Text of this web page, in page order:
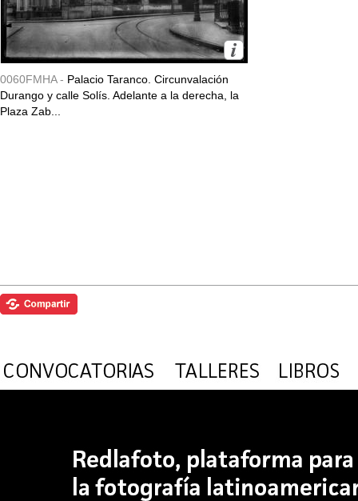
0060FMHA - Palacio Taranco. Circunvalación
Durango y calle Solís. Adelante a la derecha, la
Plaza Zab...